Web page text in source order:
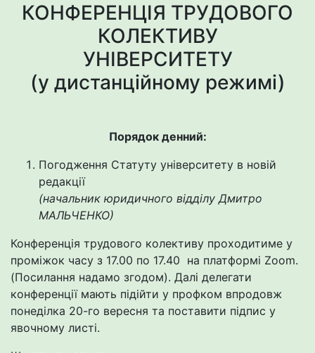
КОНФЕРЕНЦІЯ ТРУДОВОГО
КОЛЕКТИВУ
УНІВЕРСИТЕТУ
(у дистанційному режимі)
Порядок денний:
Погодження Статуту університету в новій
редакції
(начальник юридичного відділу Дмитро
МАЛЬЧЕНКО)
Конференція трудового колективу проходитиме у
проміжок часу з 17.00 по 17.40 на платформі Zoom.
(Посилання надамо згодом). Далі делегати
конференції мають підійти у профком впродовж
понеділка 20-го вересня та поставити підпис у
явочному листі.